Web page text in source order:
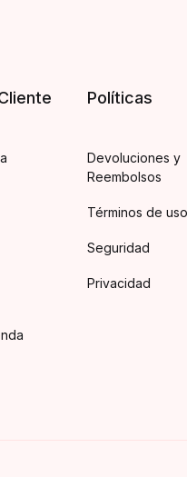
Políticas
Devoluciones y
Reembolsos
Términos de uso
Seguridad
Privacidad